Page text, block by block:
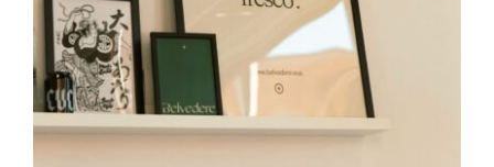
Empresas asociadas
Contacto